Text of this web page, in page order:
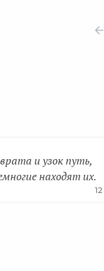
и узок путь,
находят их.
12